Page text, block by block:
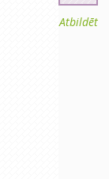
Atbildēt